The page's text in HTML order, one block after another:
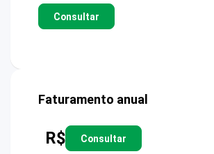
Consultar
Faturamento anual
R$ Consultar